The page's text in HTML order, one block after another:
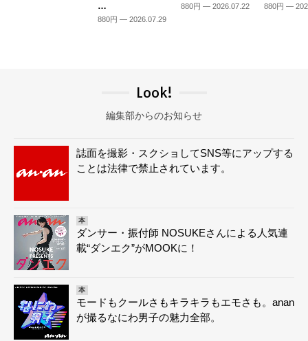
…
880円 — 2026.07.29
880円 — 2026.07.22 880円 —
Look!
編集部からのお知らせ
誌面を撮影・スクショしてSNS等にアップする
ことは法律で禁止されています。
本
ダンサー・振付師 NOSUKEさんによる人気連
載“ダンエク”がMOOKに！
本
モードもクールさもキラキラもエモさも。anan
が撮るなにわ男子の魅力全部。